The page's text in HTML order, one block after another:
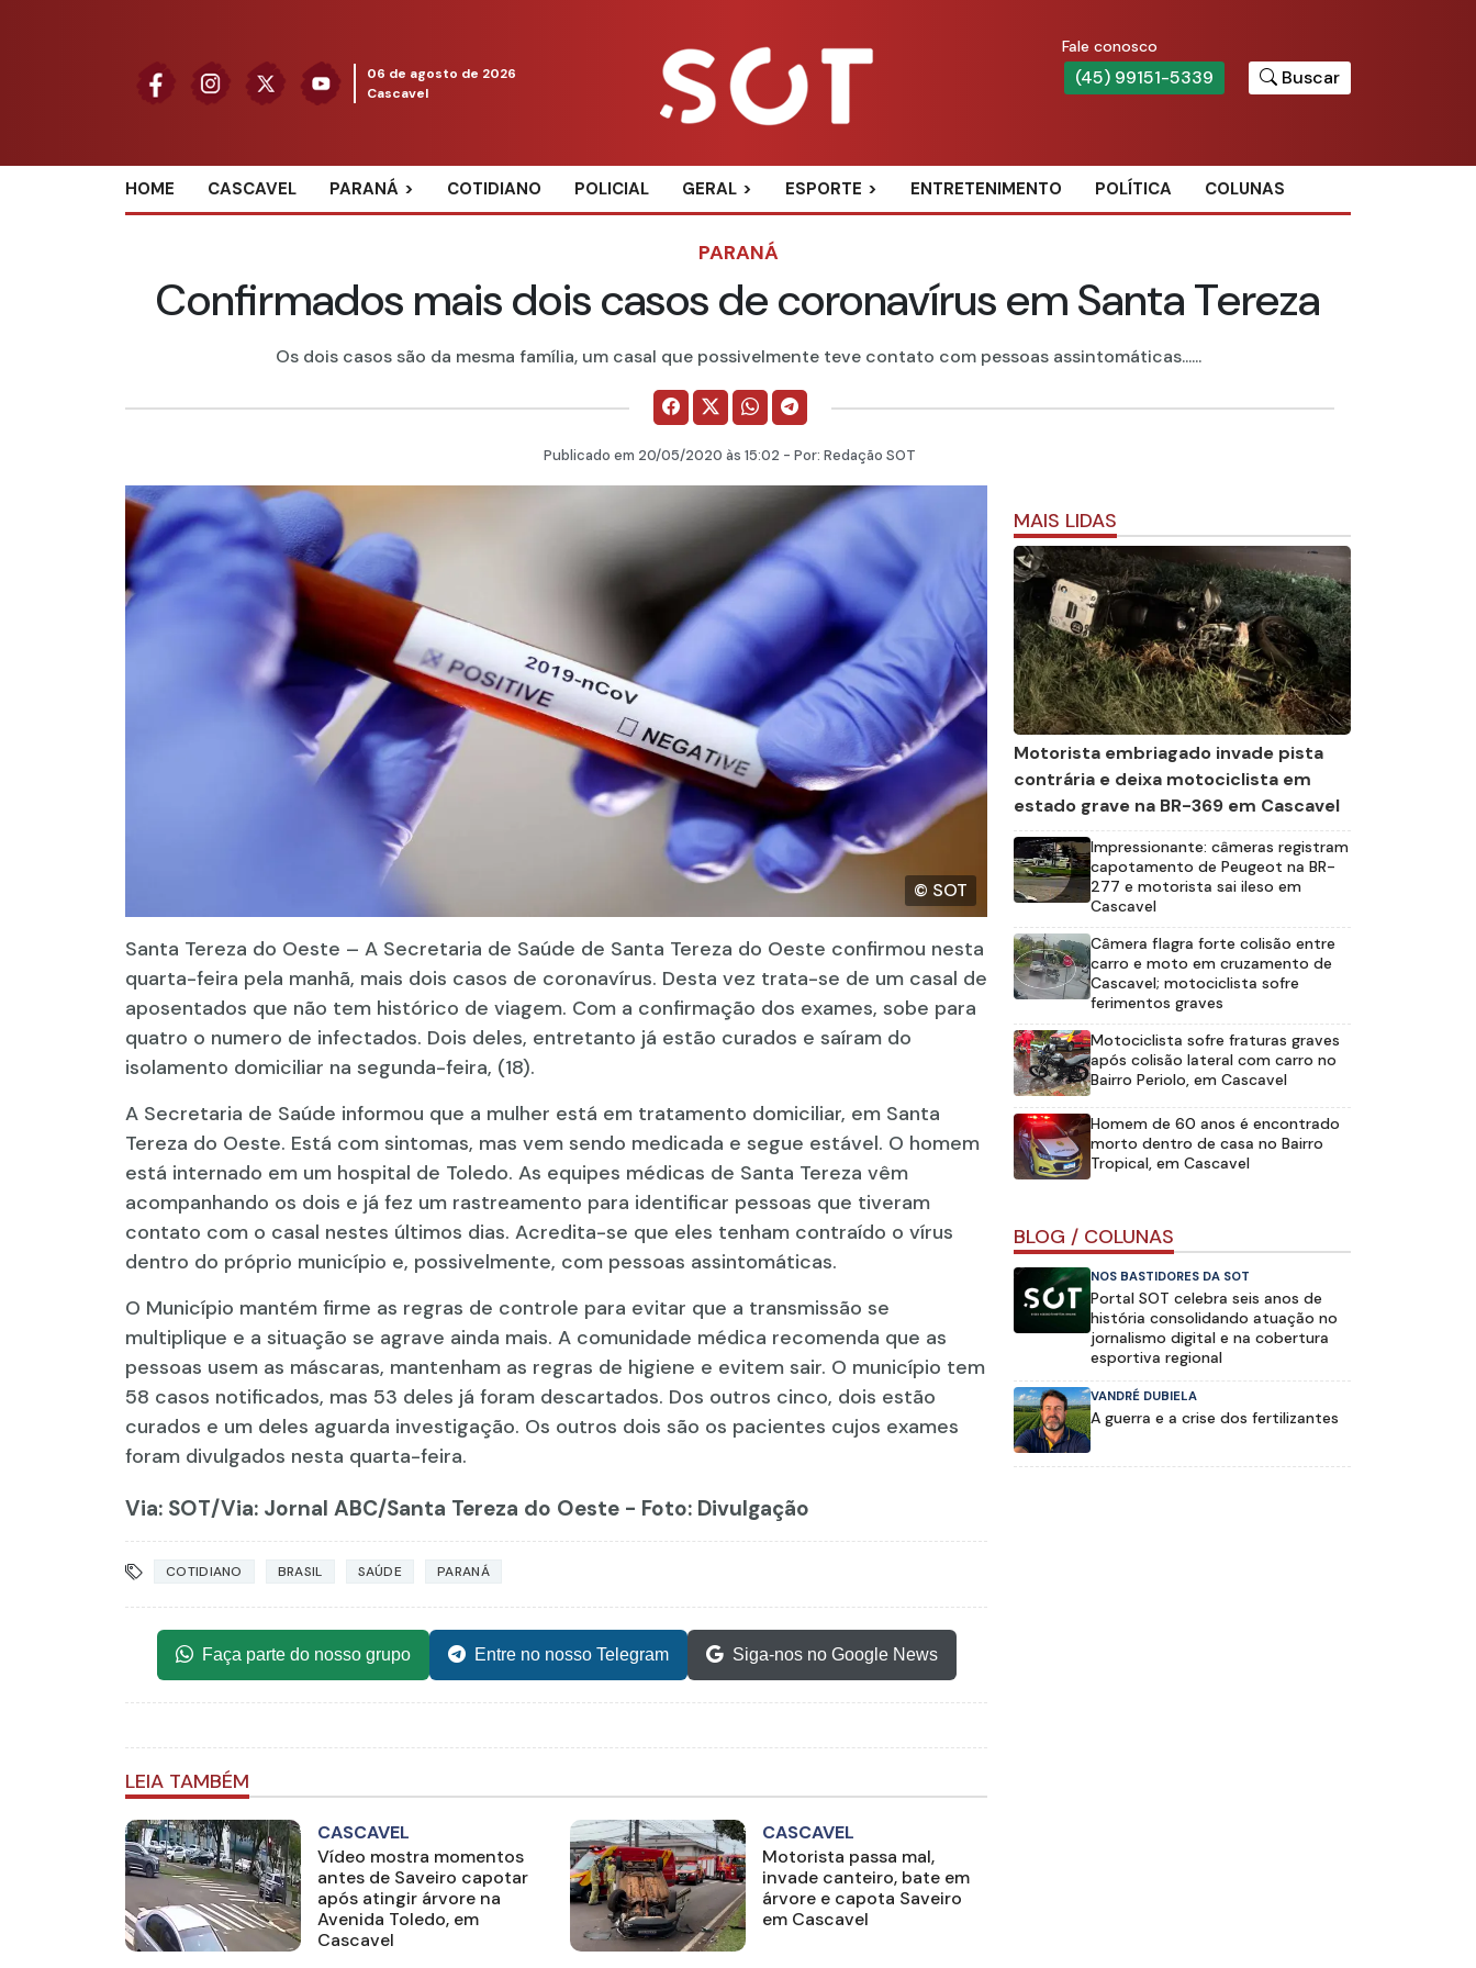
06 de agosto de 2026
Cascavel
Fale conosco
(45) 99151-5339 Buscar
HOME CASCAVEL PARANÁ COTIDIANO POLICIAL GERAL ESPORTE ENTRETENIMENTO POLÍTICA COLUNAS
PARANÁ
Confirmados mais dois casos de coronavírus em Santa Tereza
Os dois casos são da mesma família, um casal que possivelmente teve contato com pessoas assintomáticas......
Publicado em 20/05/2020 às 15:02 - Por: Redação SOT
© SOT
Santa Tereza do Oeste – A Secretaria de Saúde de Santa Tereza do Oeste confirmou nesta
quarta-feira pela manhã, mais dois casos de coronavírus. Desta vez trata-se de um casal de
aposentados que não tem histórico de viagem. Com a confirmação dos exames, sobe para
quatro o numero de infectados. Dois deles, entretanto já estão curados e saíram do
isolamento domiciliar na segunda-feira, (18).
A Secretaria de Saúde informou que a mulher está em tratamento domiciliar, em Santa
Tereza do Oeste. Está com sintomas, mas vem sendo medicada e segue estável. O homem
está internado em um hospital de Toledo. As equipes médicas de Santa Tereza vêm
acompanhando os dois e já fez um rastreamento para identificar pessoas que tiveram
contato com o casal nestes últimos dias. Acredita-se que eles tenham contraído o vírus
dentro do próprio município e, possivelmente, com pessoas assintomáticas.
O Município mantém firme as regras de controle para evitar que a transmissão se
multiplique e a situação se agrave ainda mais. A comunidade médica recomenda que as
pessoas usem as máscaras, mantenham as regras de higiene e evitem sair. O município tem
58 casos notificados, mas 53 deles já foram descartados. Dos outros cinco, dois estão
curados e um deles aguarda investigação. Os outros dois são os pacientes cujos exames
foram divulgados nesta quarta-feira.
Via: SOT/Via: Jornal ABC/Santa Tereza do Oeste - Foto: Divulgação
COTIDIANO BRASIL SAÚDE PARANÁ
Faça parte do nosso grupo Entre no nosso Telegram Siga-nos no Google News
LEIA TAMBÉM
CASCAVEL
Vídeo mostra momentos
antes de Saveiro capotar
após atingir árvore na
Avenida Toledo, em
Cascavel
CASCAVEL
Motorista passa mal,
invade canteiro, bate em
árvore e capota Saveiro
em Cascavel
MAIS LIDAS
Motorista embriagado invade pista
contrária e deixa motociclista em
estado grave na BR-369 em Cascavel
Impressionante: câmeras registram
capotamento de Peugeot na BR-
277 e motorista sai ileso em
Cascavel
Câmera flagra forte colisão entre
carro e moto em cruzamento de
Cascavel; motociclista sofre
ferimentos graves
Motociclista sofre fraturas graves
após colisão lateral com carro no
Bairro Periolo, em Cascavel
Homem de 60 anos é encontrado
morto dentro de casa no Bairro
Tropical, em Cascavel
BLOG / COLUNAS
NOS BASTIDORES DA SOT
Portal SOT celebra seis anos de
história consolidando atuação no
jornalismo digital e na cobertura
esportiva regional
VANDRÉ DUBIELA
A guerra e a crise dos fertilizantes